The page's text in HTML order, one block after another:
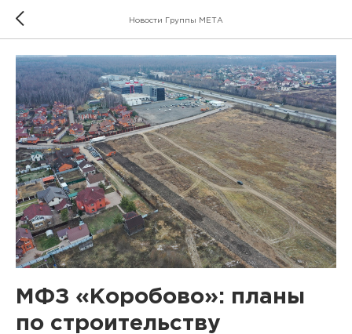
Новости Группы МЕТА
МФЗ «Коробово»: планы
по строительству